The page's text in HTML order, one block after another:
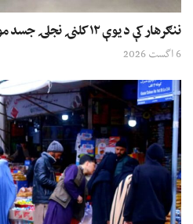
ننګرهار کې د یوې ۱۲ کلنۍ نجلۍ جسد موندل شوی
6 اگست 2026